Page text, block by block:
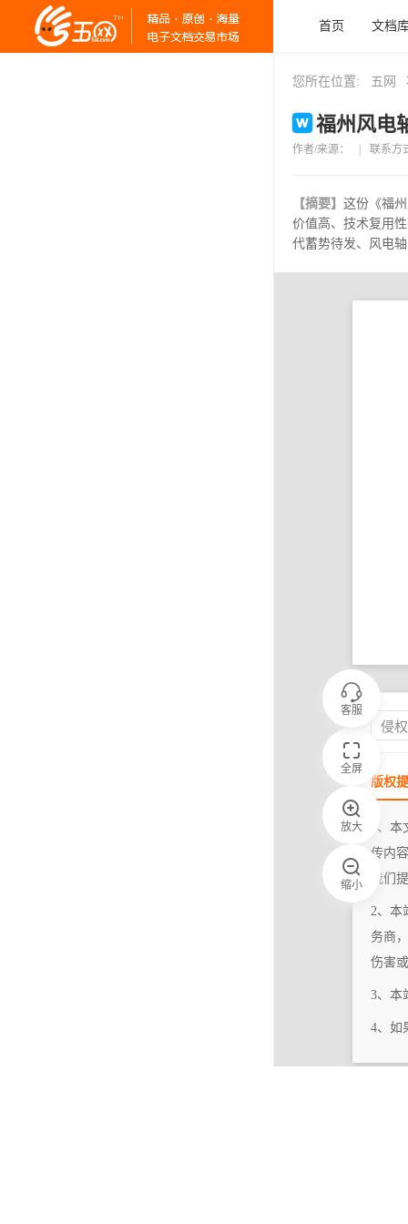
首页 文档
您所在位置: 五网
福州风电
作者/来源： 联系方
【摘要】 这份《福
价值高、技术复用
代蓄势待发、风电
客服
全屏
放大
缩小
侵
版权
1、
传内
我们
2、本
务商
伤害
3、本
4、如